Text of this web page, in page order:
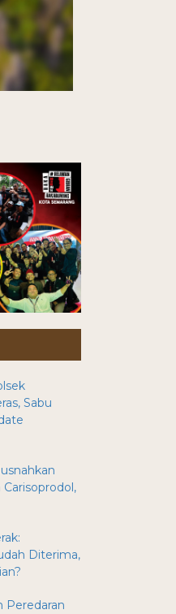
Sabu
Carisoprodol,
Diterima,
Peredaran